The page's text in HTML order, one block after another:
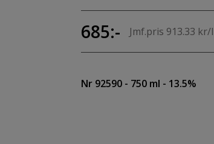
685:- Jmf.pris 913.33 kr/l
Nr 92590 - 750 ml - 13.5%